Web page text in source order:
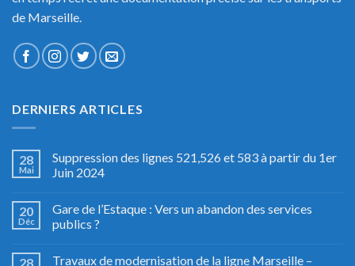
de Marseille.
DERNIERS ARTICLES
28
Mai
Suppression des lignes 521,526 et 583 à partir du 1er
Juin 2024
20
Déc
Gare de l’Estaque : Vers un abandon des services
publics ?
28 Travaux de modernisation de la ligne Marseille –